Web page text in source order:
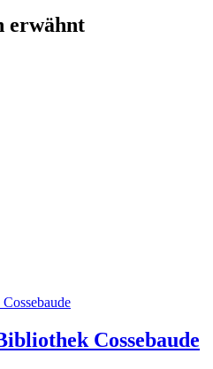
erwähnt
Cossebaude